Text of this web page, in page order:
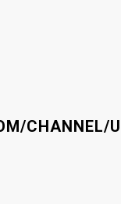
CHANNEL/